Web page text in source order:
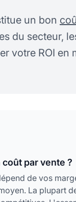
un bon
du secteur,
votre ROI en
par vente ?
de vos
La plupart